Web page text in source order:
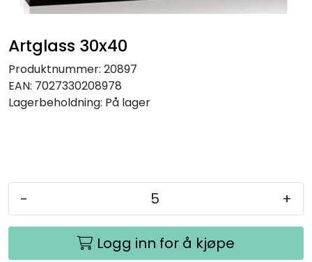
Artglass 30x40
Produktnummer: 20897
EAN: 7027330208978
Lagerbeholdning: På lager
- +
Logg inn for å kjøpe
Speil
Trykk av bilder/skilt og innramming
SOMMEROUTLET